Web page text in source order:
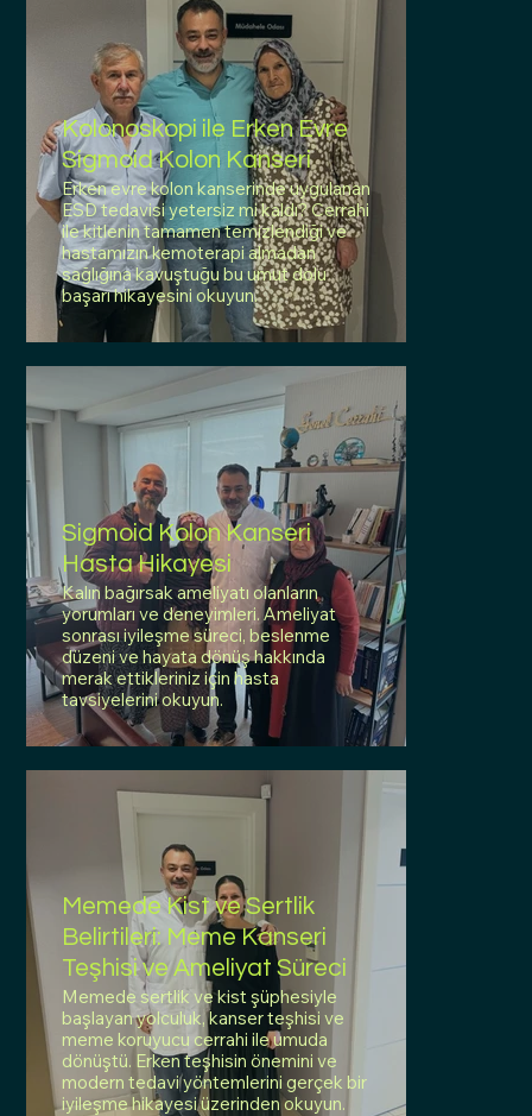
Kolonoskopi ile Erken Evre
Sigmoid Kolon Kanseri
Erken evre kolon kanserinde uygulanan
ESD tedavisi yetersiz mi kaldı? Cerrahi
ile kitlenin tamamen temizlendiği ve
hastamızın kemoterapi almadan
sağlığına kavuştuğu bu umut dolu
başarı hikayesini okuyun.
Sigmoid Kolon Kanseri
Hasta Hikayesi
Kalın bağırsak ameliyatı olanların
yorumları ve deneyimleri. Ameliyat
sonrası iyileşme süreci, beslenme
düzeni ve hayata dönüş hakkında
merak ettikleriniz için hasta
tavsiyelerini okuyun.
Memede Kist ve Sertlik
Belirtileri: Meme Kanseri
Teşhisi ve Ameliyat Süreci
Memede sertlik ve kist şüphesiyle
başlayan yolculuk, kanser teşhisi ve
meme koruyucu cerrahi ile umuda
dönüştü. Erken teşhisin önemini ve
modern tedavi yöntemlerini gerçek bir
iyileşme hikayesi üzerinden okuyun.